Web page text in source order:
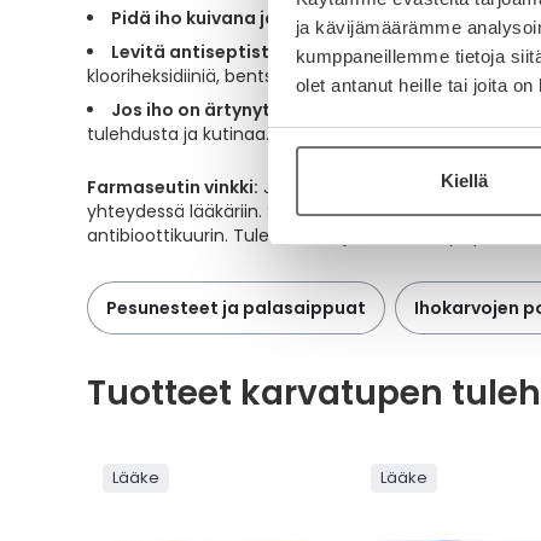
ja kävijämäärämme
kumppaneillemme tietoja
olet antanut heille tai joita
Kiellä
Pidä iho kuivana ja vältä hankaavia vaatteita.
Levitä antiseptista voidettatulehtuneille
klooriheksidiiniä, bentsyyliperoksidia tai 2-prosenttista
Jos iho on ärtynyt laajasti tai kutisee
tulehdusta ja kutinaa. Antiseptisen kortisonivoiteen
Farmaseutin vinkki: Jos karvatupentulehdus ei ala
yhteydessä lääkäriin. Syvä tai laaja-alainen
antibioottikuurin. Tulehdus voi joskus kehittyä
Pesunesteet ja palasaippuat Ihokarvojen
Tuotteet karvatupen
Lääke Lääke